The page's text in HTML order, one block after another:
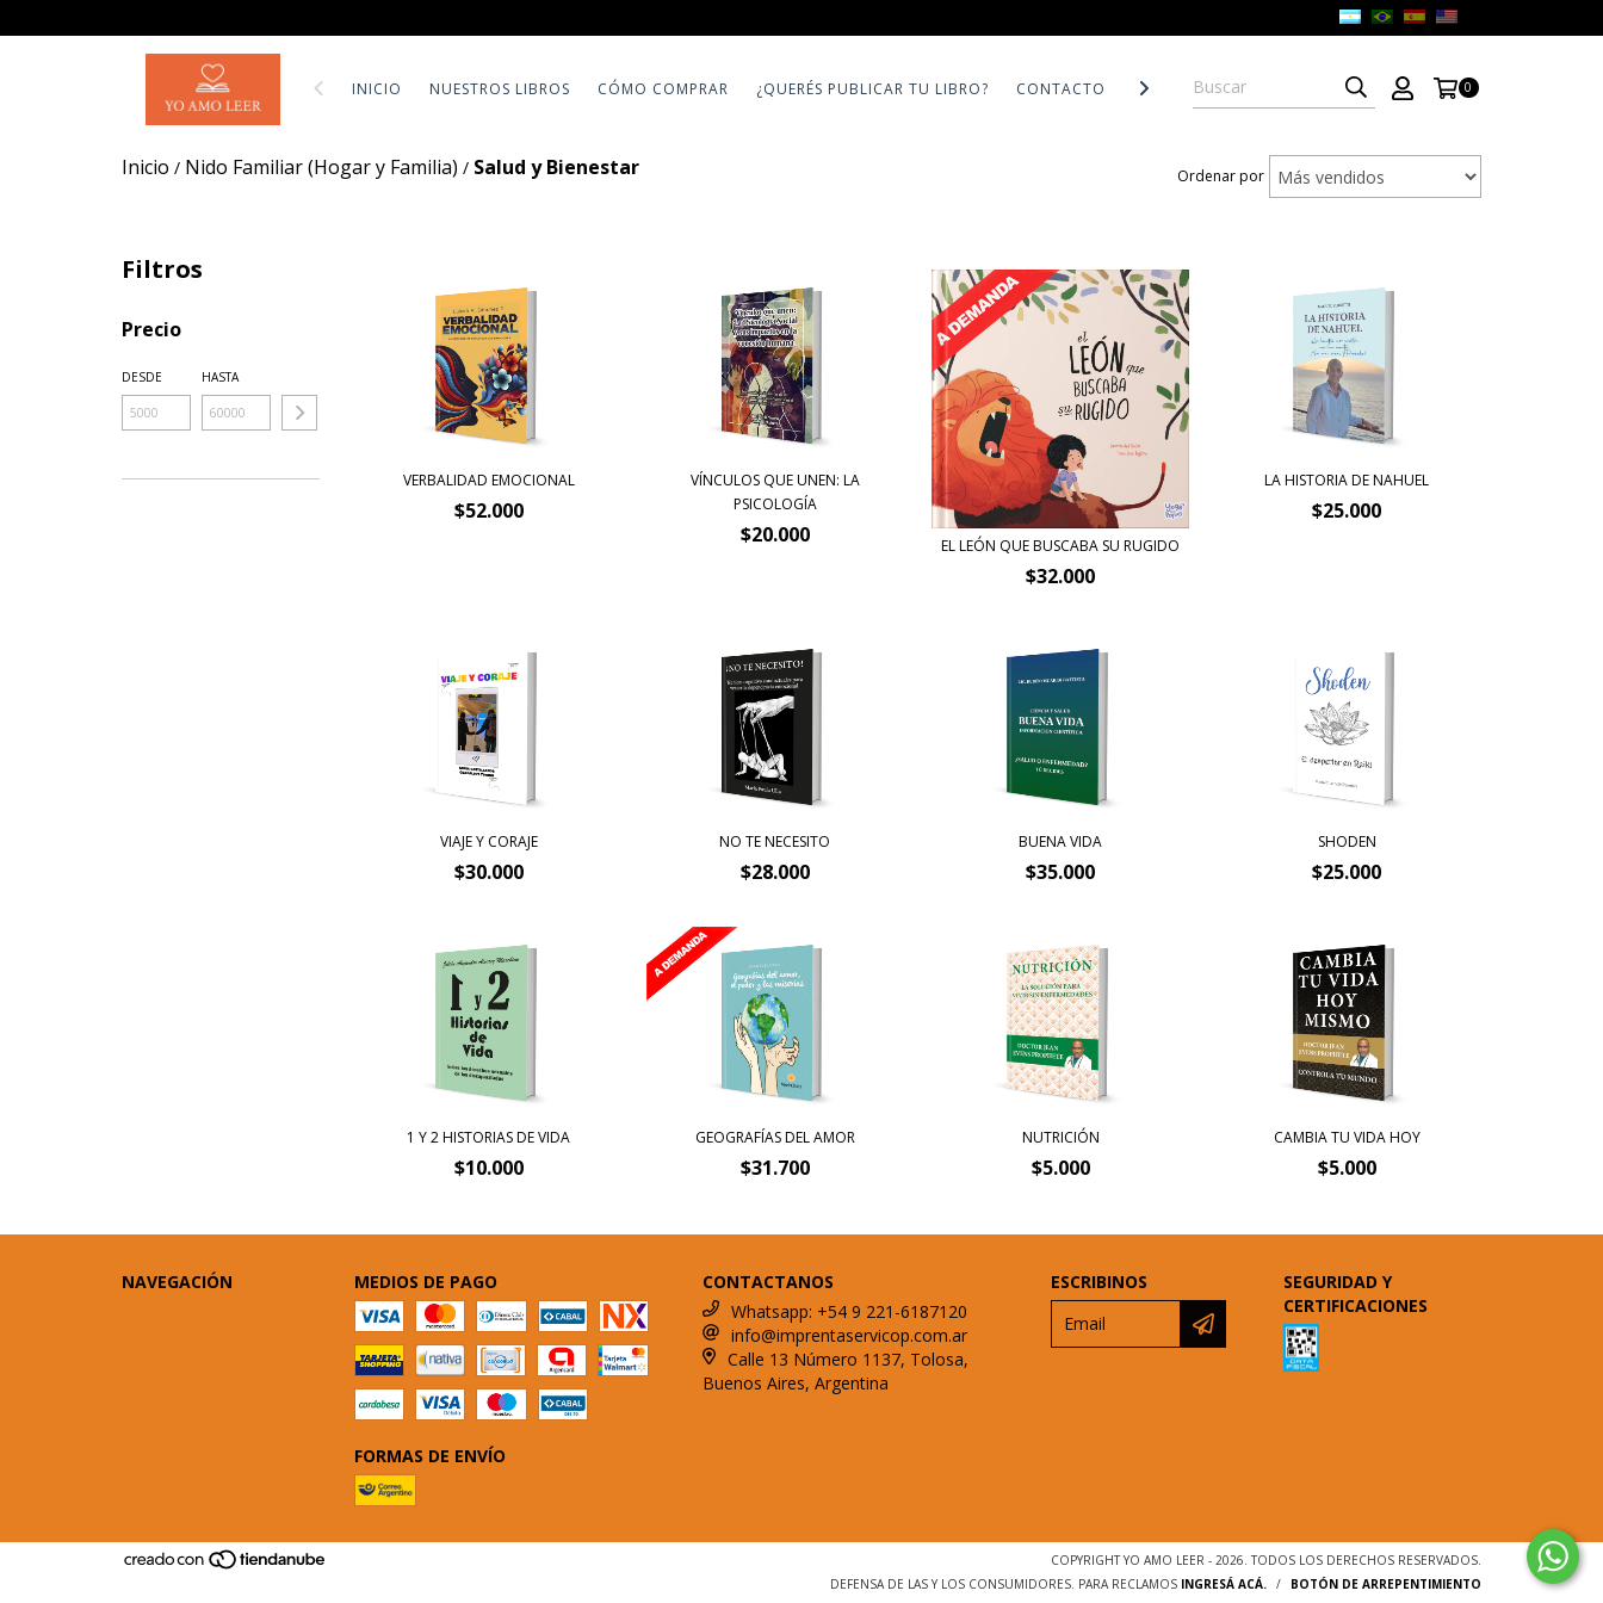
INICIO NUESTROS LIBROS CÓMO COMPRAR ¿QUERÉS PUBLICAR TU LIBRO? CONTACTO POLÍTICAS DE DEVOLUCIÓN 0
Inicio / Nido Familiar (Hogar y Familia) / Salud y Bienestar Ordenar por
Filtros
Precio
DESDE HASTA
VERBALIDAD EMOCIONAL
$52.000
VÍNCULOS QUE UNEN: LA
PSICOLOGÍA
$20.000 EL LEÓN QUE BUSCABA SU RUGIDO
$32.000
LA HISTORIA DE NAHUEL
$25.000
VIAJE Y CORAJE
$30.000
NO TE NECESITO
$28.000
BUENA VIDA
$35.000
SHODEN
$25.000
1 Y 2 HISTORIAS DE VIDA
$10.000
GEOGRAFÍAS DEL AMOR
$31.700
NUTRICIÓN
$5.000
CAMBIA TU VIDA HOY
$5.000
NAVEGACIÓN MEDIOS DE PAGO
FORMAS DE ENVÍO
CONTACTANOS
Whatsapp: +54 9 221-6187120
info@imprentaservicop.com.ar
Calle 13 Número 1137, Tolosa,
Buenos Aires, Argentina
ESCRIBINOS
SEGURIDAD Y
CERTIFICACIONES
COPYRIGHT YO AMO LEER - 2026. TODOS LOS DERECHOS RESERVADOS.
DEFENSA DE LAS Y LOS CONSUMIDORES. PARA RECLAMOS INGRESÁ ACÁ. / BOTÓN DE ARREPENTIMIENTO